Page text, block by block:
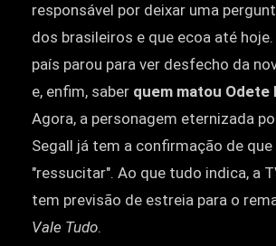
responsável por deixar uma
dos brasileiros e que ecoa até
país parou para ver desfecho da
e, enfim, saber quem matou Odete
Agora, a personagem eternizada
Segall já tem a confirmação de que
"ressucitar". Ao que tudo indica, a
tem previsão de estreia para o
Vale Tudo.